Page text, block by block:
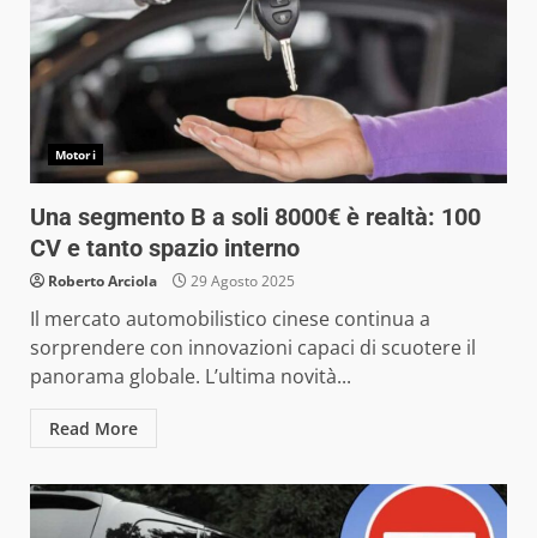
Motori
Una segmento B a soli 8000€ è realtà: 100
CV e tanto spazio interno
Roberto Arciola 29 Agosto 2025
Il mercato automobilistico cinese continua a
sorprendere con innovazioni capaci di scuotere il
panorama globale. L’ultima novità...
Read More